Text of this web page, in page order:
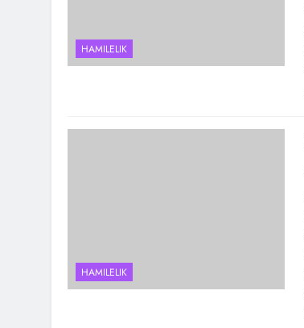
HAMILELIK
HAMILELIK